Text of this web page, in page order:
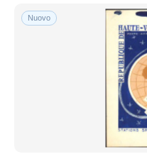
Nuovo